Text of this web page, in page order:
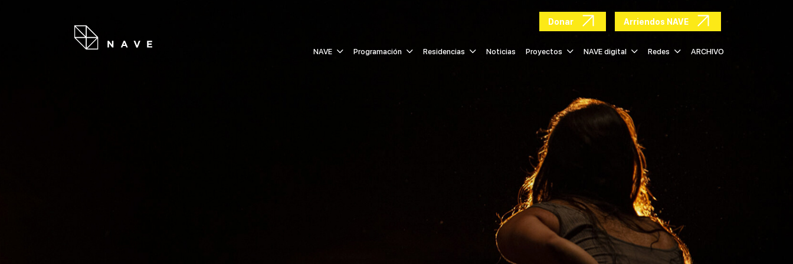
Donar Arriendos NAVE
NAVE Programación Residencias Noticias Proyectos NAVE digital Redes ARCHIVO